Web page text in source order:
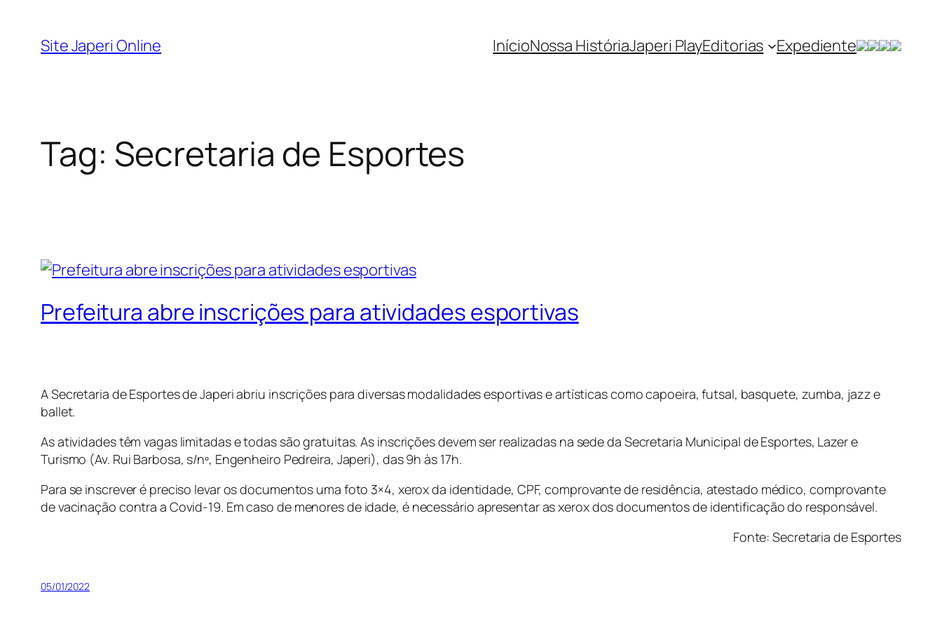
Site Japeri Online InícioNossa HistóriaJaperi PlayEditorias Expediente
Tag: Secretaria de Esportes
Prefeitura abre inscrições para atividades esportivas
A Secretaria de Esportes de Japeri abriu inscrições para diversas modalidades esportivas e artísticas como capoeira, futsal, basquete, zumba, jazz e
ballet.
As atividades têm vagas limitadas e todas são gratuitas. As inscrições devem ser realizadas na sede da Secretaria Municipal de Esportes, Lazer e
Turismo (Av. Rui Barbosa, s/nº, Engenheiro Pedreira, Japeri), das 9h às 17h.
Para se inscrever é preciso levar os documentos uma foto 3×4, xerox da identidade, CPF, comprovante de residência, atestado médico, comprovante
de vacinação contra a Covid-19. Em caso de menores de idade, é necessário apresentar as xerox dos documentos de identificação do responsável.
Fonte: Secretaria de Esportes
05/01/2022